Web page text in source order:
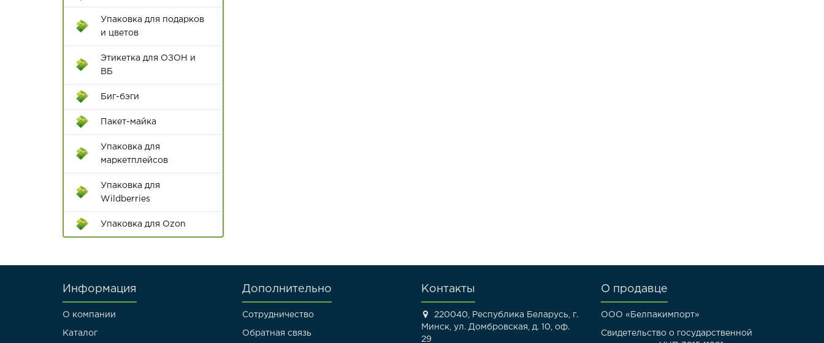
канцелярские
Пишущие
Диспенсеры для клейкой
Цветной скотч
Упаковка для подарков
и цветов
Этикетка для ОЗОН и
ВБ
Биг-бэги
Пакет-майка
Упаковка для
маркетплейсов
Упаковка для
Wildberries
Упаковка для Ozon
Информация
О компании
Каталог
Дополнительно
Сотрудничество
Обратная связь
Контакты
220040, Республика Беларусь, г.
Минск, ул. Домбровская, д. 10, оф.
29
О продавце
ООО «Белпакимпорт»
Свидетельство о государственной